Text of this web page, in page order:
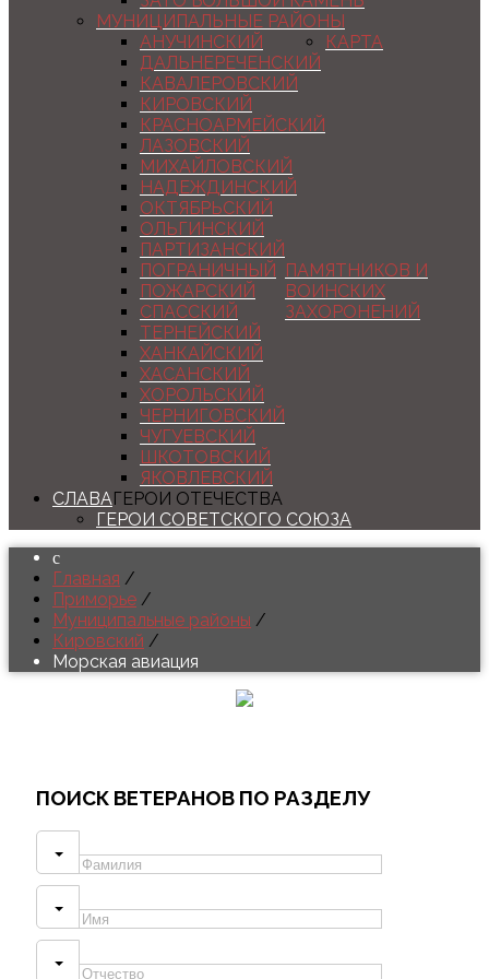
МУНИЦИПАЛЬНЫЕ РАЙОНЫ
АНУЧИНСКИЙ
ДАЛЬНЕРЕЧЕНСКИЙ
КАВАЛЕРОВСКИЙ
КИРОВСКИЙ
КРАСНОАРМЕЙСКИЙ
ЛАЗОВСКИЙ
МИХАЙЛОВСКИЙ
НАДЕЖДИНСКИЙ
ОКТЯБРЬСКИЙ
ОЛЬГИНСКИЙ
ПАРТИЗАНСКИЙ
ПОГРАНИЧНЫЙ
ПОЖАРСКИЙ
СПАССКИЙ
ТЕРНЕЙСКИЙ
ХАНКАЙСКИЙ
ХАСАНСКИЙ
ХОРОЛЬСКИЙ
ЧЕРНИГОВСКИЙ
ЧУГУЕВСКИЙ
ШКОТОВСКИЙ
ЯКОВЛЕВСКИЙ
КАРТА
ПАМЯТНИКОВ И
ВОИНСКИХ
ЗАХОРОНЕНИЙ
СЛАВАГЕРОИ ОТЕЧЕСТВА
ГЕРОИ СОВЕТСКОГО СОЮЗА
Главная /
Приморье /
Муниципальные районы /
Кировский /
Морская авиация
ПОИСК ВЕТЕРАНОВ ПО РАЗДЕЛУ